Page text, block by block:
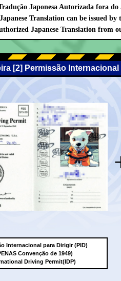
Japonesa Autorizada fora do
Translation can be issued
Japanese Translation from
[2] Permissão
Internacional para Dirigir (PID)
Convenção de 1949)
Driving Permit(IDP)